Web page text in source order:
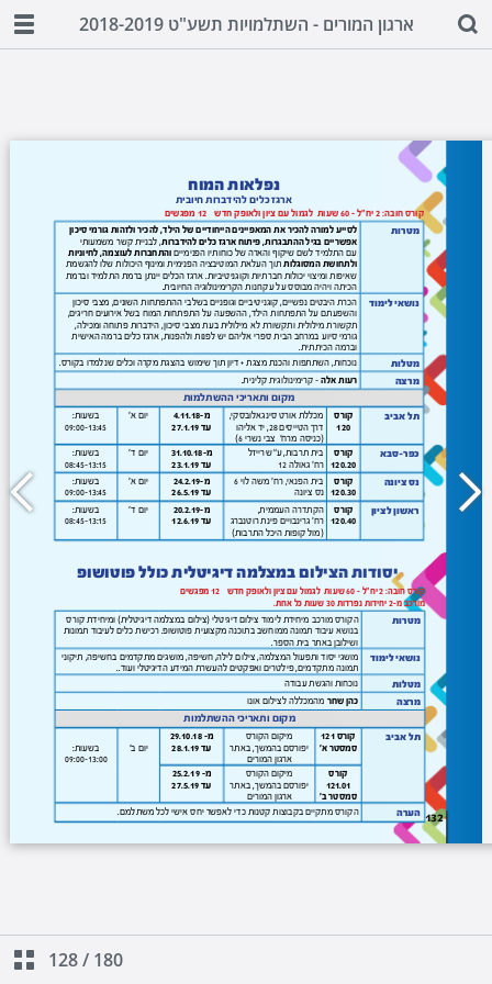
ארגון המורים - השתלמויות תשע"ט 2018-2019
128/ 180